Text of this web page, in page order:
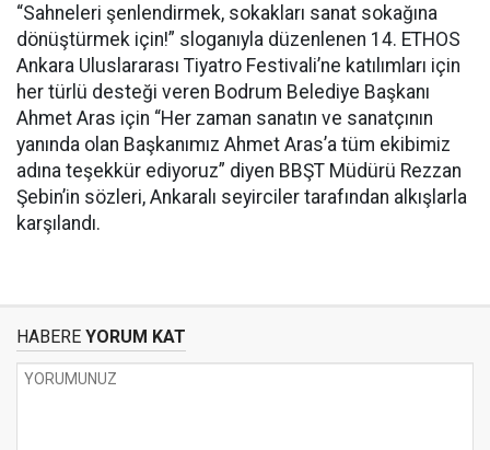
“Sahneleri şenlendirmek, sokakları sanat sokağına
dönüştürmek için!” sloganıyla düzenlenen 14. ETHOS
Ankara Uluslararası Tiyatro Festivali’ne katılımları için
her türlü desteği veren Bodrum Belediye Başkanı
Ahmet Aras için “Her zaman sanatın ve sanatçının
yanında olan Başkanımız Ahmet Aras’a tüm ekibimiz
adına teşekkür ediyoruz” diyen BBŞT Müdürü Rezzan
Şebin’in sözleri, Ankaralı seyirciler tarafından alkışlarla
karşılandı.
HABERE YORUM KAT